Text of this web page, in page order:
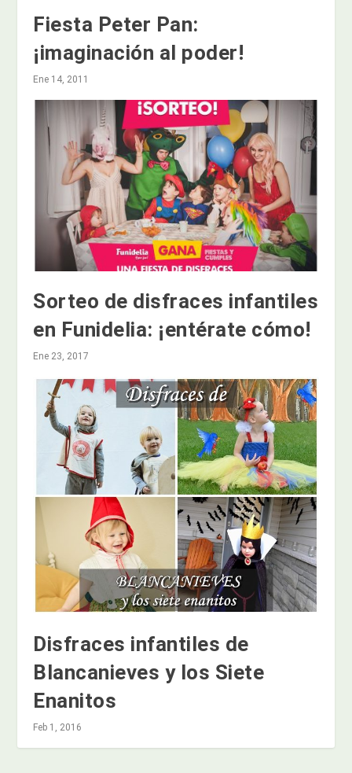
Fiesta Peter Pan:
¡imaginación al poder!
Ene 14, 2011
Sorteo de disfraces infantiles
en Funidelia: ¡entérate cómo!
Ene 23, 2017
Disfraces infantiles de
Blancanieves y los Siete
Enanitos
Feb 1, 2016